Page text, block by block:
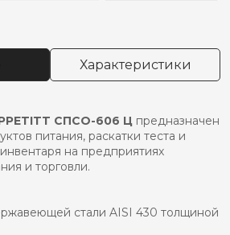
Характеристики
СПСО-606 Ц предназначен
питания, раскатки теста и
на предприятиях
и торговли.
стали AISI 430 толщиной